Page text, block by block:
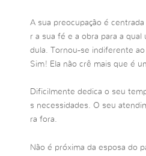
A sua preocupação é
r a sua fé e a obra para a
dula. Tornou-se indiferente
Sim! Ela não crê mais que é
Dificilmente dedica o seu
s necessidades. O seu
ra fora.
Não é próxima da esposa do